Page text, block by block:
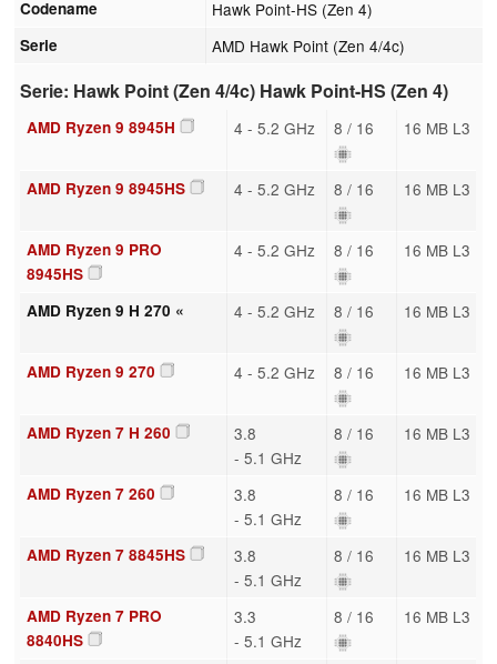
Codename Hawk Point-HS (Zen 4)
Serie AMD Hawk Point (Zen 4/4c)
Serie: Hawk Point (Zen 4/4c) Hawk Point-HS (Zen 4)
AMD Ryzen 9 8945H 4 - 5.2 GHz 8 / 16 16 MB L3
AMD Ryzen 9 8945HS 4 - 5.2 GHz 8 / 16 16 MB L3
AMD Ryzen 9 PRO
8945HS
4 - 5.2 GHz 8 / 16 16 MB L3
AMD Ryzen 9 H 270 « 4 - 5.2 GHz 8 / 16 16 MB L3
AMD Ryzen 9 270 4 - 5.2 GHz 8 / 16 16 MB L3
AMD Ryzen 7 H 260
3.8
- 5.1 GHz
8 / 16 16 MB L3
AMD Ryzen 7 260
3.8
- 5.1 GHz
8 / 16 16 MB L3
AMD Ryzen 7 8845HS
3.8
- 5.1 GHz
8 / 16 16 MB L3
AMD Ryzen 7 PRO
8840HS
3.3
- 5.1 GHz
8 / 16 16 MB L3